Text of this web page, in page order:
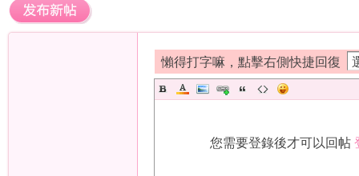
懶得打字嘛，點擊右側快捷回復
您需要登錄後才可以回帖